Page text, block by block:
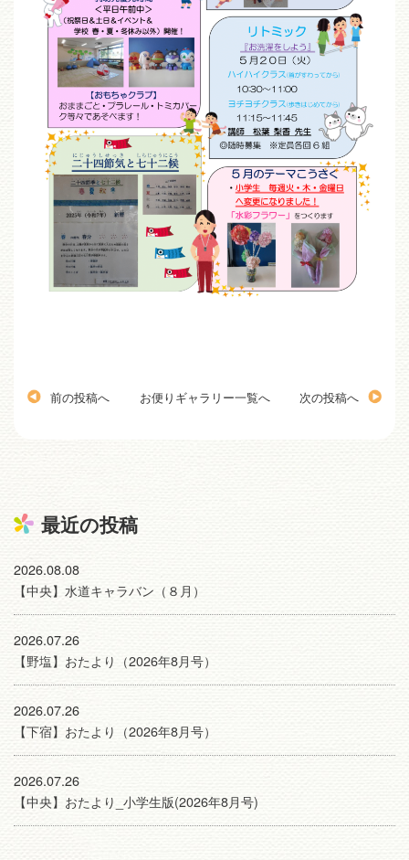
前の投稿へ お便りギャラリー一覧へ 次の投稿へ
最近の投稿
2026.08.08
【中央】水道キャラバン（８月）
2026.07.26
【野塩】おたより（2026年8月号）
2026.07.26
【下宿】おたより（2026年8月号）
2026.07.26
【中央】おたより_小学生版(2026年8月号)